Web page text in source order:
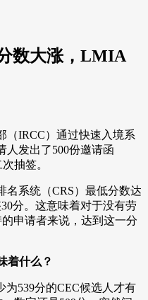
数大涨，LMIA
（IRCC）通过快速入境系
人发出了500份邀请函
抽签。
名系统（CRS）最低分数达
分。这意味着对于没有劳
申请者来说，达到这一分
着什么？
为539分的CEC候选人才有